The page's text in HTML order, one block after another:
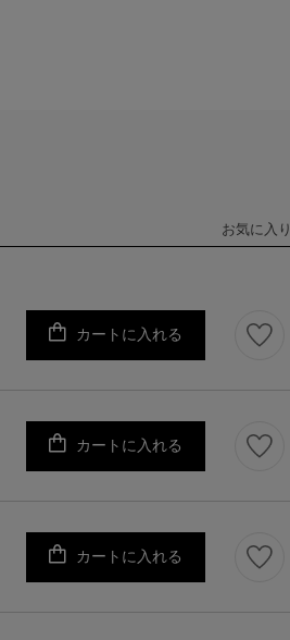
お気に入り
カートに入れる
カートに入れる
カートに入れる